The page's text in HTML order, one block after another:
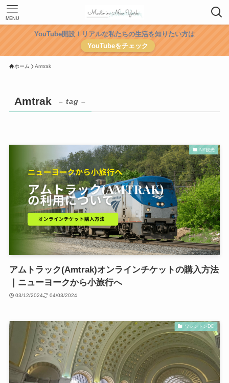
MENU
YouTube開設！リアルな私たちの生活を知りたい方は
YouTubeをチェック
ホーム Amtrak
Amtrak – tag –
NY観光
アムトラック(Amtrak)オンラインチケットの購入方法
｜ニューヨークから小旅行へ
03/12/2024 04/03/2024
ワシントンDC